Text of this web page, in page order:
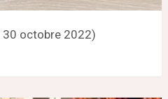
30 octobre 2022)